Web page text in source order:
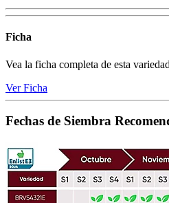
Ficha
Vea la ficha completa de esta
Ver Ficha
Fechas de Siembra